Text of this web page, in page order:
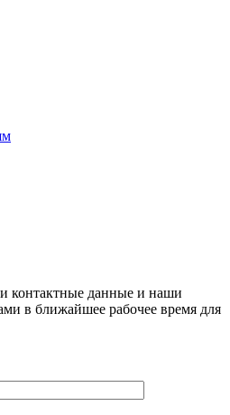
контактные данные и наши
в ближайшее рабочее время для